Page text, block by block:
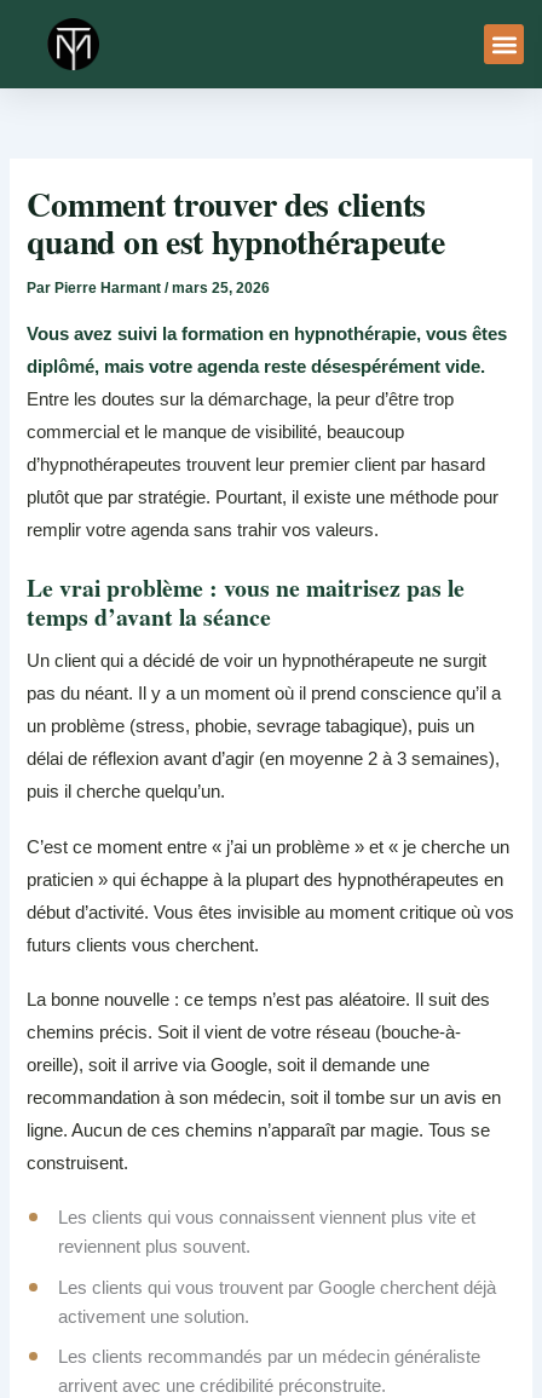
contenu
Comment trouver des clients
quand on est hypnothérapeute
Par Pierre Harmant/mars 25, 2026
Vous avez suivi la formation en hypnothérapie, vous êtes
diplômé, mais votre agenda reste désespérément vide.
Entre les doutes sur la démarchage, la peur d’être trop
commercial et le manque de visibilité, beaucoup
d’hypnothérapeutes trouvent leur premier client par hasard
plutôt que par stratégie. Pourtant, il existe une méthode pour
remplir votre agenda sans trahir vos valeurs.
Le vrai problème : vous ne maitrisez pas le
temps d’avant la séance
Un client qui a décidé de voir un hypnothérapeute ne surgit
pas du néant. Il y a un moment où il prend conscience qu’il a
un problème (stress, phobie, sevrage tabagique), puis un
délai de réflexion avant d’agir (en moyenne 2 à 3 semaines),
puis il cherche quelqu’un.
C’est ce moment entre « j’ai un problème » et « je cherche un
praticien » qui échappe à la plupart des hypnothérapeutes en
début d’activité. Vous êtes invisible au moment critique où vos
futurs clients vous cherchent.
La bonne nouvelle : ce temps n’est pas aléatoire. Il suit des
chemins précis. Soit il vient de votre réseau (bouche-à-
oreille), soit il arrive via Google, soit il demande une
recommandation à son médecin, soit il tombe sur un avis en
ligne. Aucun de ces chemins n’apparaît par magie. Tous se
construisent.
Les clients qui vous connaissent viennent plus vite et
reviennent plus souvent.
Les clients qui vous trouvent par Google cherchent déjà
activement une solution.
Les clients recommandés par un médecin généraliste
arrivent avec une crédibilité préconstruite.